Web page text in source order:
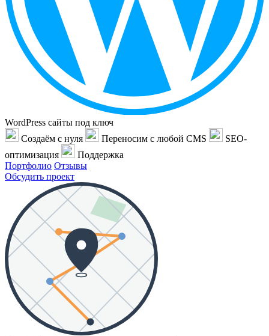
WordPress сайты под ключ
Создаём с нуля
Переносим с любой CMS
SEO-
оптимизация
Поддержка
Портфолио Отзывы
Обсудить проект